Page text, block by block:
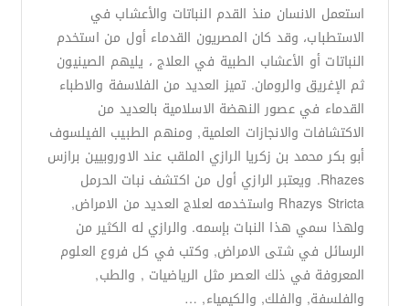
استعمل الانسان منذ القدم النباتات والأعشاب في
الاستطباب، وقد كان المصريون القدماء أول من استخدم
النباتات أو الأعشاب الطبية في العلاج ، يليهم الصينيون
ثم الإغريق والرومان. تميز العديد من الفلاسفة والاطباء
القدماء في عصور النهضة الاسلامية بالعديد من
الاكتشافات والانجازات العلمية, ومنهم الطبيب الفيلسوف
أبو بكر محمد بن زكريا الرازي الملقب عند الاوروبيين برازس
Rhazes. ويعتبر الرازي أول من اكتشف نبات الحرمل
Rhazys Stricta واستخدمه لعلاج العديد من الامراض,
ولهذا سمي هذا النبات بإسمه. والرازي له الكثير من
الرسائل في شتى الامراض, وكتب في كل فروع العلوم
المعروفة في ذلك العصر مثل الرياضيات , والطب,
والفلسفة, والفلك, والكيمياء, …